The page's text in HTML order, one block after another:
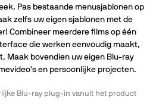
Pas bestaande menusjablonen op
zelfs uw eigen sjablonen met de
Combineer meerdere films op één
die werken eenvoudig maakt,
Maak bovendien uw eigen Blu-ray
en persoonlijke projecten.
Blu-ray plug-in vanuit het product